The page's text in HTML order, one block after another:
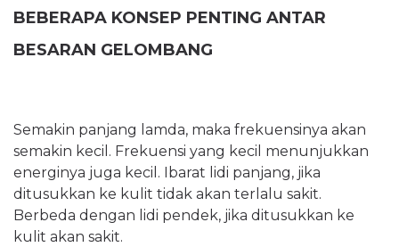
BEBERAPA KONSEP PENTING ANTAR
BESARAN GELOMBANG
Semakin panjang lamda, maka frekuensinya akan
semakin kecil. Frekuensi yang kecil menunjukkan
energinya juga kecil. Ibarat lidi panjang, jika
ditusukkan ke kulit tidak akan terlalu sakit.
Berbeda dengan lidi pendek, jika ditusukkan ke
kulit akan sakit.